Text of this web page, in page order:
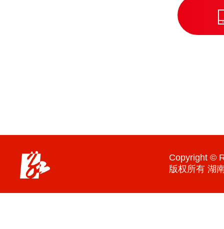
Copyright ©
版权所有 湖